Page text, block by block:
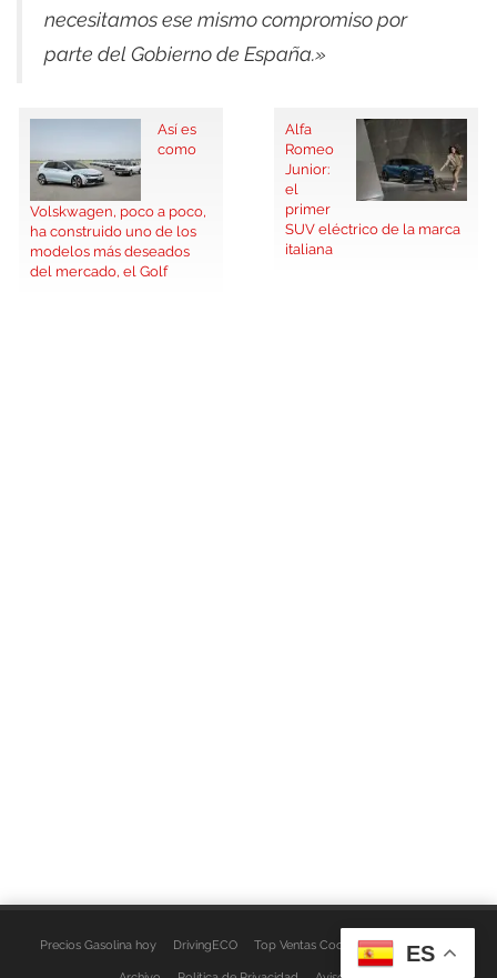
necesitamos ese mismo compromiso por
parte del Gobierno de España.»
Así es
como
Volskwagen, poco a poco,
ha construido uno de los
modelos más deseados
del mercado, el Golf
Alfa
Romeo
Junior:
el
primer
SUV eléctrico de la marca
italiana
Precios Gasolina hoy DrivingECO Top Ventas Coches EspacioFurgo
ES